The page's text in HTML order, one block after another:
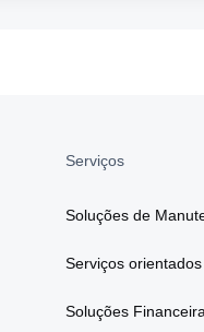
Serviços
Soluções de
Serviços
Soluções